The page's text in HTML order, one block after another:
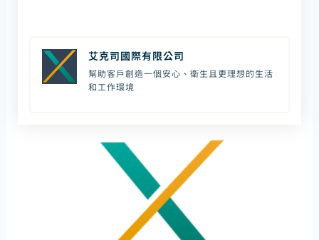
艾克司國際有限公司
幫助客戶創造一個安心、衛生且更理想的生活
和工作環境